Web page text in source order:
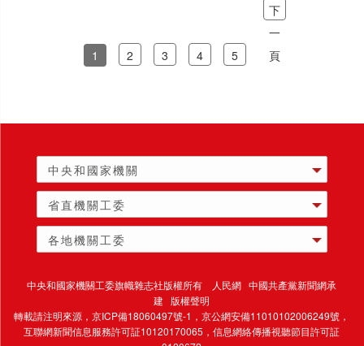
1 2 3 4 5
下
一
頁
中央和國家機關
省直機關工委
各地機關工委
中央和國家機關工委旗幟雜志社版權所有 人民網 中國共產黨新聞網承
建 版權聲明
轉載請注明來源，京ICP備18060497號-1 ，京公網安備11010102006249號，
互聯網新聞信息服務許可証10120170065，信息網絡傳播視聽節目許可証